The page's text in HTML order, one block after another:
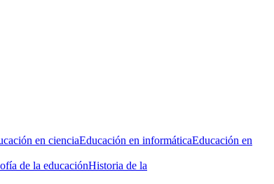
en cienciaEducación en informáticaEducación en
de la educaciónHistoria de la